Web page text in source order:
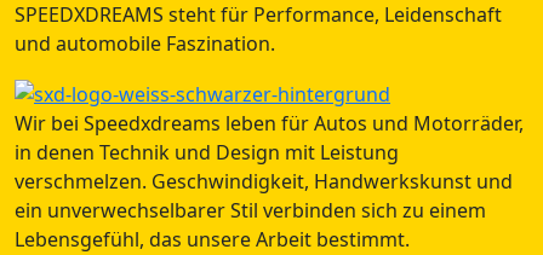
SPEEDXDREAMS steht für Performance, Leidenschaft
und automobile Faszination.
Wir bei Speedxdreams leben für Autos und Motorräder,
in denen Technik und Design mit Leistung
verschmelzen. Geschwindigkeit, Handwerkskunst und
ein unverwechselbarer Stil verbinden sich zu einem
Lebensgefühl, das unsere Arbeit bestimmt.